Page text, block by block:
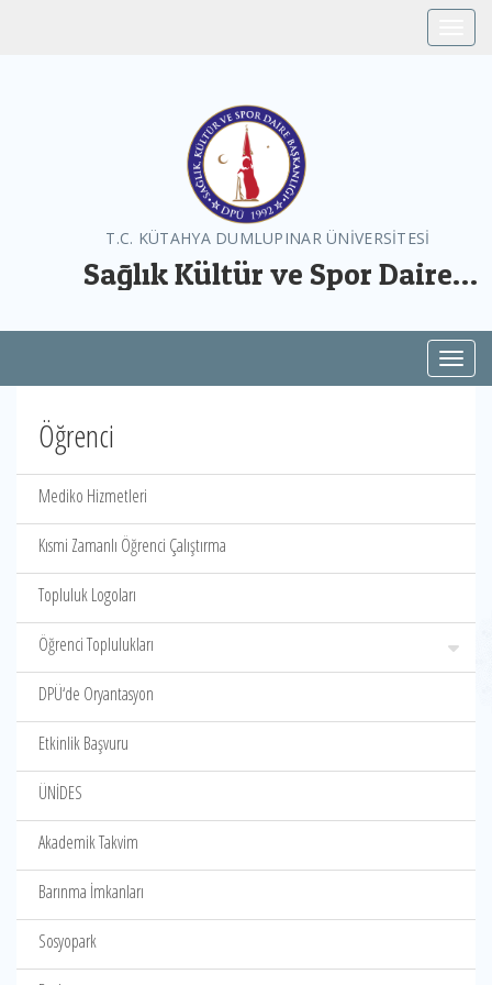
T.C. KÜTAHYA DUMLUPINAR ÜNİVERSİTESİ
Sağlık Kültür ve Spor Daire
Öğrenci
Mediko Hizmetleri
Kısmi Zamanlı Öğrenci Çalıştırma
Topluluk Logoları
Öğrenci Toplulukları
DPÜ‘de Oryantasyon
Etkinlik Başvuru
ÜNİDES
Akademik Takvim
Barınma İmkanları
Sosyopark